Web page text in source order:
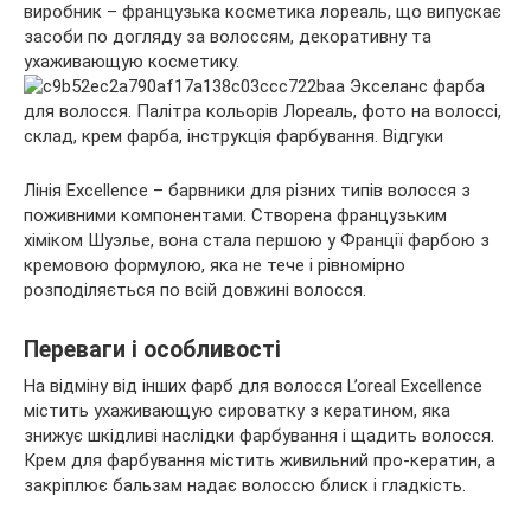
виробник – французька косметика лореаль, що випускає
засоби по догляду за волоссям, декоративну та
ухаживающую косметику.
Лінія Excellence – барвники для різних типів волосся з
поживними компонентами. Створена французьким
хіміком Шуэлье, вона стала першою у Франції фарбою з
кремовою формулою, яка не тече і рівномірно
розподіляється по всій довжині волосся.
Переваги і особливості
На відміну від інших фарб для волосся L’oreal Excellence
містить ухаживающую сироватку з кератином, яка
знижує шкідливі наслідки фарбування і щадить волосся.
Крем для фарбування містить живильний про-кератин, а
закріплює бальзам надає волоссю блиск і гладкість.